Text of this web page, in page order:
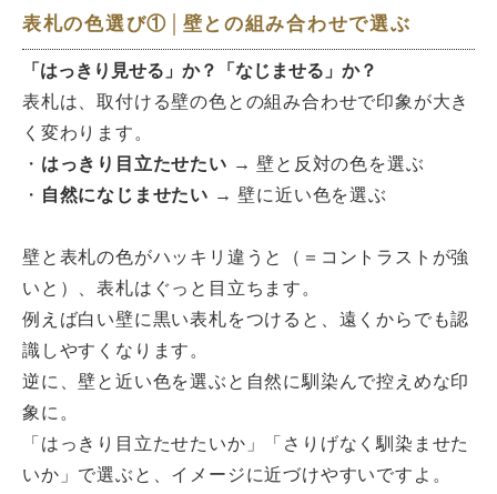
表札の色選び①│壁との組み合わせで選ぶ
「はっきり見せる」か？「なじませる」か？
表札は、取付ける壁の色との組み合わせで印象が大き
く変わります。
・ はっきり目立たせたい → 壁と反対の色を選ぶ
・ 自然になじませたい →壁に近い色を選ぶ
壁と表札の色がハッキリ違うと（＝コントラストが強
いと）、表札はぐっと目立ちます。
例えば白い壁に黒い表札をつけると、遠くからでも認
識しやすくなります。
逆に、壁と近い色を選ぶと自然に馴染んで控えめな印
象に。
「はっきり目立たせたいか」「さりげなく馴染ませた
いか」で選ぶと、イメージに近づけやすいですよ。